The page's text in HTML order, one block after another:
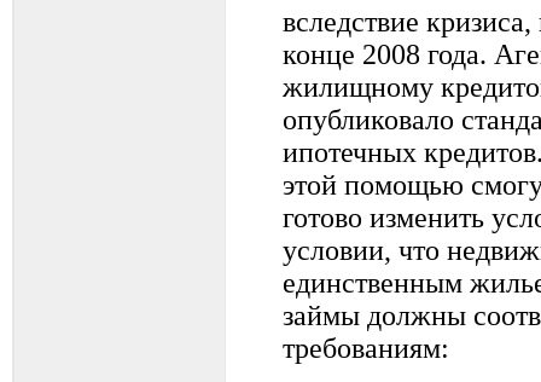
вследствие
конце 2008 года.
жилищному
опубликовало
ипотечных
этой помощью
готово изменить
условии, что
единственным
займы должны
требованиям: